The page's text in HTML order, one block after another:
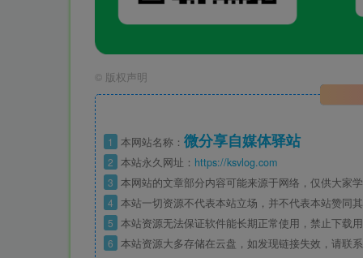
© 版权声明
1 本网站名称： 微分享自媒体驿站
2 本站永久网址： https://ksvlog.com
3 本网站的文章部分内容可能来源于网络，仅供大家
4 本站一切资源不代表本站立场，并不代表本站赞同
5 本站资源无法保证软件能长期正常使用，禁止下载
6 本站资源大多存储在云盘，如发现链接失效，请联